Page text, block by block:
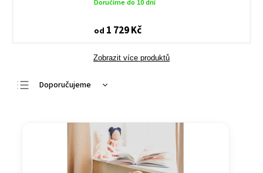
Doručíme do 10 dní
od 1 729 Kč
Zobrazit více produktů
Doporučujeme
Nejdražší
Abecedně